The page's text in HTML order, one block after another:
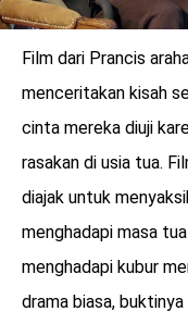
Film dari Prancis
menceritakan kisah
cinta mereka diuji
rasakan di usia tua.
diajak untuk
menghadapi masa
menghadapi kubur
drama biasa,